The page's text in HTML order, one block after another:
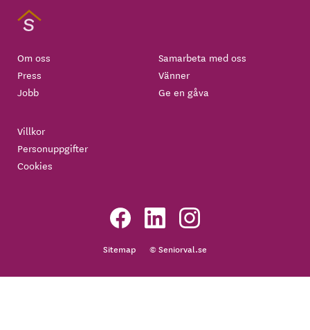
Om oss
Press
Jobb
Samarbeta med oss
Vänner
Ge en gåva
Villkor
Personuppgifter
Cookies
Sitemap © Seniorval.se